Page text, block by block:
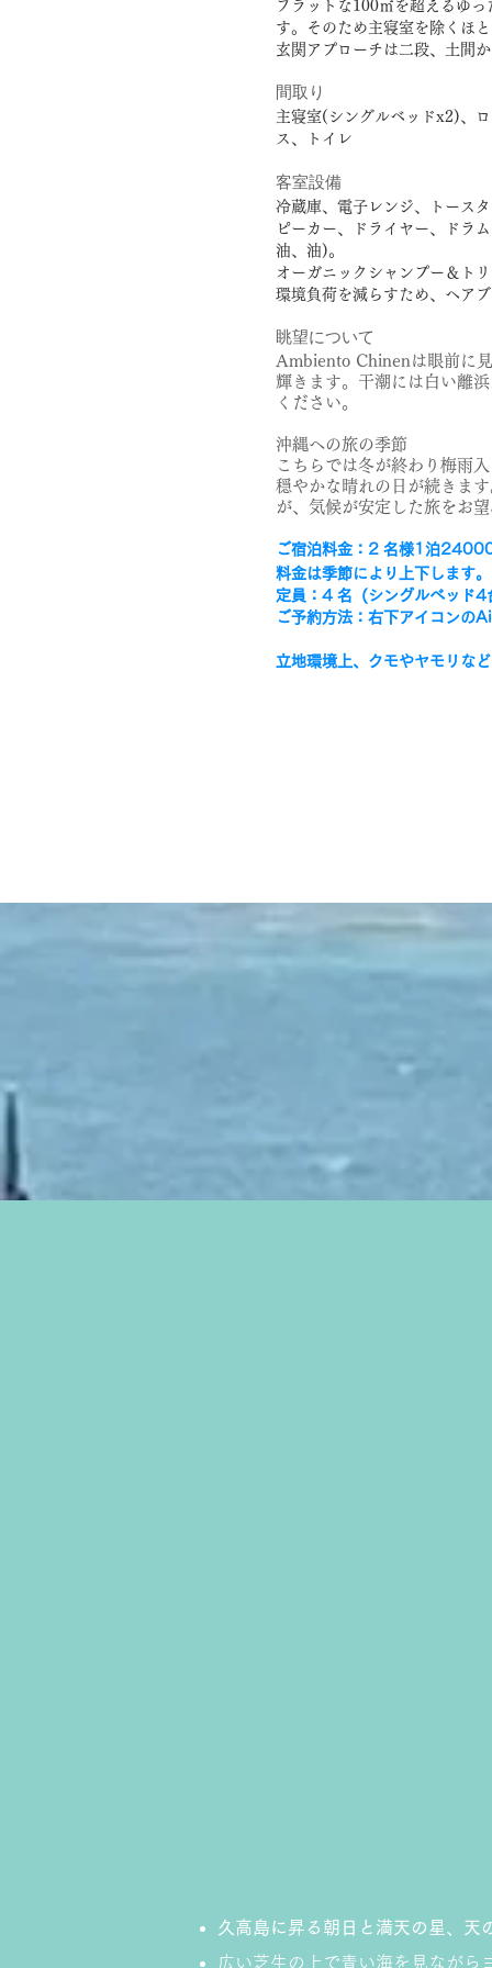
フラットな100㎡を超えるゆ
す。そのため主寝室を除くほ
玄関アプローチは二段、土間
間取り
主寝室(シングルベッドx2)、
ス、トイレ
客室設備
冷蔵庫、電子レンジ、トース
ピーカー、ドライヤー、ドラ
油、油 )。
オーガニックシャンプー＆ト
環境負荷を減らすため、ヘア
眺望について
​Ambiento Chinenは眼前に
輝きます。干潮には白い離
ください。
沖縄への旅の季節
こちらでは冬が終わり梅雨
穏やかな晴れの日が続きま
が、気候が安定した旅をお
ご宿泊料金：2 名様1泊
料金は季節により上下します
定員：4 名 (シングルベッド4
ご予約方法：右下アイコンの
立地環境上、クモやヤモリな
久高島に昇る朝日と満天の星、天
広い芝生の上で青い海を見ながら